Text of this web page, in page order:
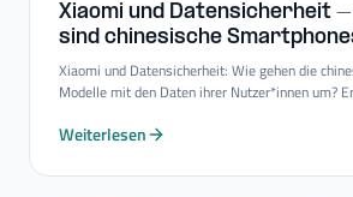
Xiaomi und Datensicherheit
sind chinesische
Xiaomi und Datensicherheit: Wie gehen die
Modelle mit den Daten ihrer Nutzer*innen um?
Weiterlesen